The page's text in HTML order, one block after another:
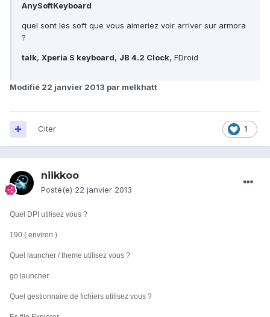
AnySoftKeyboard
quel sont les soft que vous aimeriez voir arriver sur armora
?
talk, Xperia S keyboard, JB 4.2 Clock, FDroid
Modifié 22 janvier 2013 par melkhatt
1
Citer
niikkoo
Posté(e) 22 janvier 2013
Quel DPI utilisez vous ?
190 ( environ )
Quel launcher / theme utilisez vous ?
go launcher
Quel gestionnaire de fichiers utilisez vous ?